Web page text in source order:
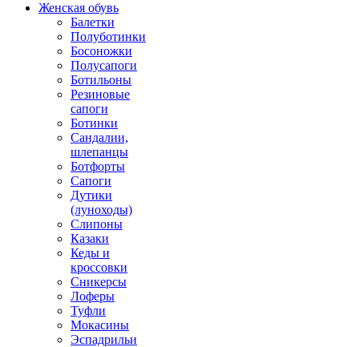
Женская обувь
Балетки
Полуботинки
Босоножки
Полусапоги
Ботильоны
Резиновые
сапоги
Ботинки
Сандалии,
шлепанцы
Ботфорты
Сапоги
Дутики
(луноходы)
Слипоны
Казаки
Кеды и
кроссовки
Сникерсы
Лоферы
Туфли
Мокасины
Эспадрильи